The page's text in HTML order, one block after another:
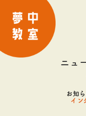
ニュ
お知
イン